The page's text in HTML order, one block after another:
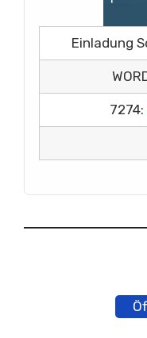
Einladung
7274: